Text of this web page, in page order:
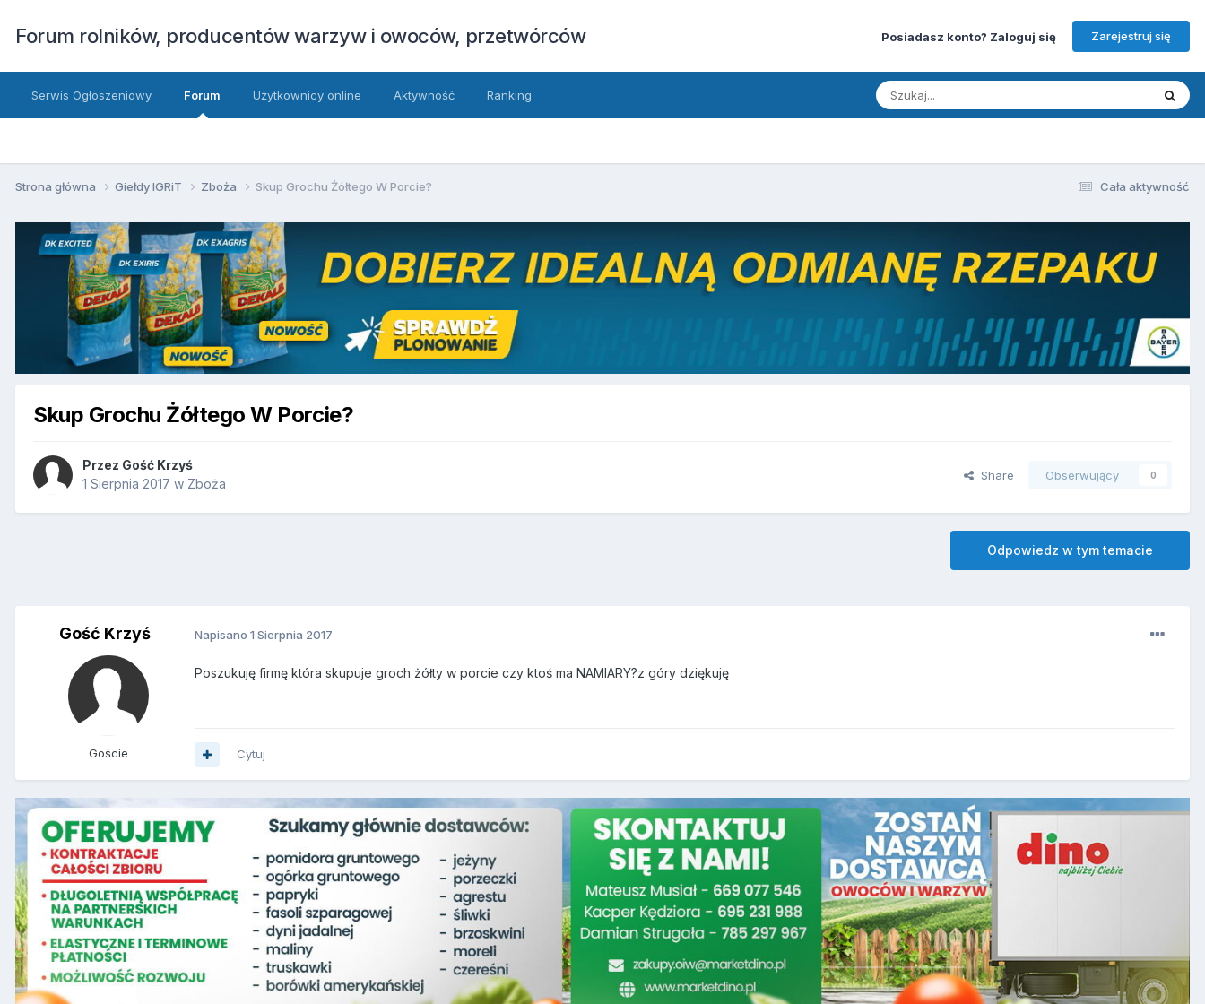
Forum rolników, producentów warzyw i owoców, przetwórców Posiadasz konto? Zaloguj się Zarejestruj się
Serwis Ogłoszeniowy Forum Użytkownicy online Aktywność Ranking
Cała aktywność
Strona główna Giełdy IGRiT Zboża Skup Grochu Żółtego W Porcie?
Skup Grochu Żółtego W Porcie?
Przez Gość Krzyś
1 Sierpnia 2017 w Zboża
Share Obserwujący 0
Odpowiedz w tym temacie
Gość Krzyś
Goście
Napisano 1 Sierpnia 2017
Poszukuję firmę która skupuje groch żółty w porcie czy ktoś ma NAMIARY?z góry dziękuję
Cytuj